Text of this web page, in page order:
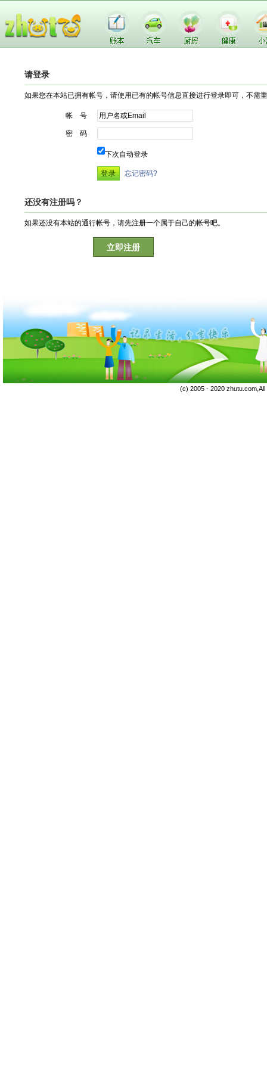
请登录
如果您在本站已拥有帐号，请使用已有的帐号信息直接进行登录即可，不需
帐 号
密 码
下次自动登录
忘记密码?
还没有注册吗？
如果还没有本站的通行帐号，请先注册一个属于自己的帐号吧。
立即注册
(c) 2005 - 2020